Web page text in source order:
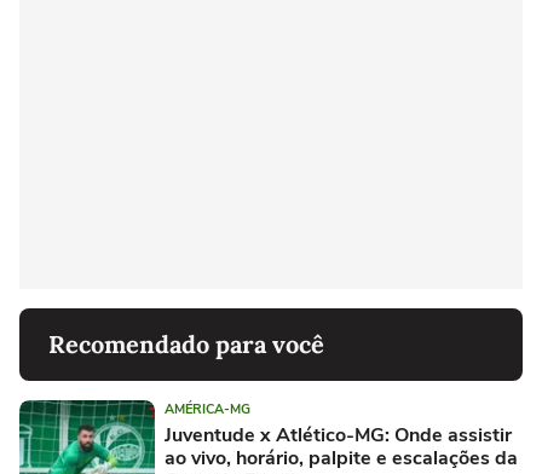
Recomendado para você
AMÉRICA-MG
Juventude x Atlético-MG: Onde assistir
ao vivo, horário, palpite e escalações da